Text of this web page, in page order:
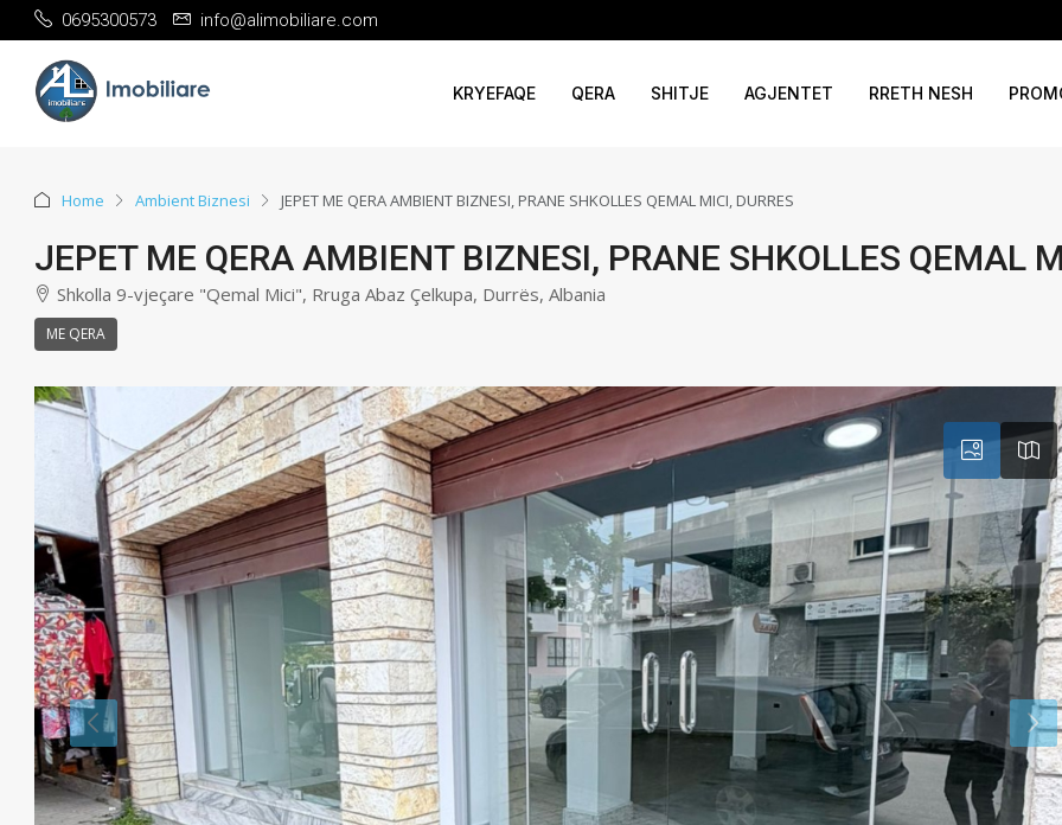
0695300573 info@alimobiliare.com
KRYEFAQE QERA SHITJE AGJENTET RRETH NESH
Home Ambient Biznesi JEPET ME QERA AMBIENT BIZNESI, PRANE SHKOLLES QEMAL MICI, DURRES
JEPET ME QERA AMBIENT BIZNESI, PRANE SHKOLLES QEMAL
Shkolla 9-vjeçare "Qemal Mici", Rruga Abaz Çelkupa, Durrës, Albania
ME QERA